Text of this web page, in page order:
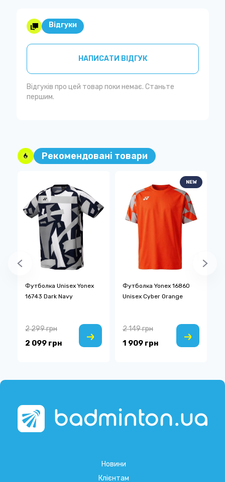
Відгуки
НАПИСАТИ ВІДГУК
Відгуків про цей товар поки немає. Станьте
першим.
Рекомендовані товари
Футболка Unisex Yonex
16743 Dark Navy
2 099 грн
2 299 грн
NEW
Футболка Yonex 16860
Unisex Cyber Orange
1 909 грн
2 149 грн
Новини
Клієнтам